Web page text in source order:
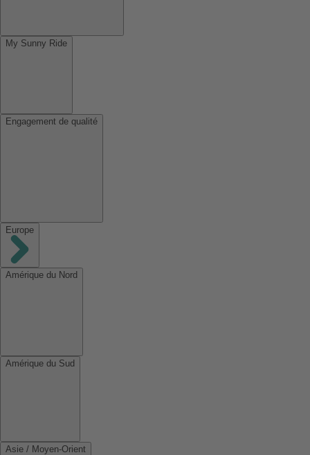
My Sunny Ride
Engagement de qualité
Europe
Amérique du Nord
Amérique du Sud
Asie / Moyen-Orient